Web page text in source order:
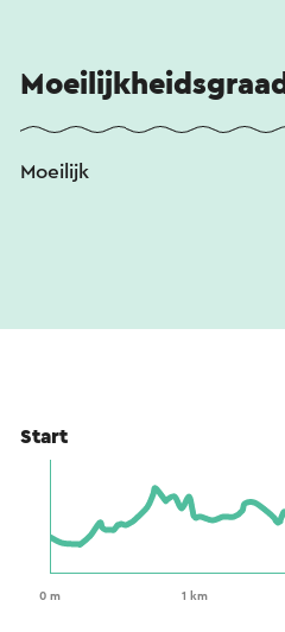
Moeilijkheidsgraad
Moeilijk
Start